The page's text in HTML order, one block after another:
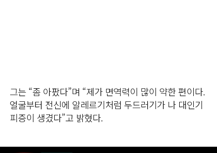
그는 “좀 아팠다”며 “제가 면역력이 많이 약한 편이다.
얼굴부터 전신에 알레르기처럼 두드러기가 나 대인기
피증이 생겼다”고 밝혔다.